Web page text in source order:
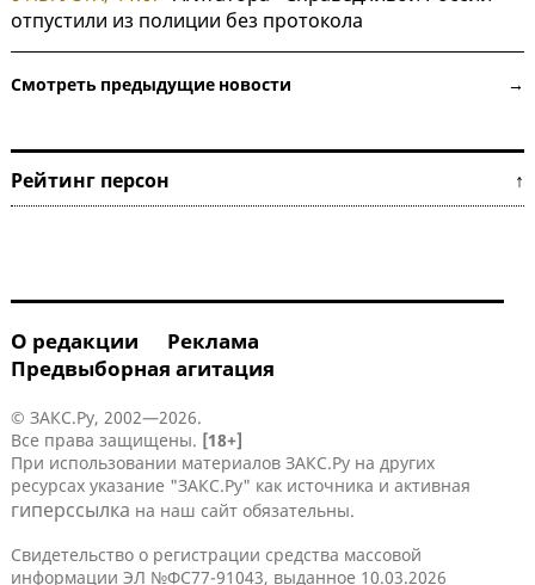
отпустили из полиции без протокола
Смотреть предыдущие новости →
Рейтинг персон ↑
О редакции
Реклама
Предвыборная агитация
© ЗАКС.Ру, 2002—2026.
Все права защищены. [18+]
При использовании материалов ЗАКС.Ру на других
ресурсах указание "ЗАКС.Ру" как источника и активная
гиперссылка на наш сайт обязательны.
Свидетельство о регистрации средства массовой
информации ЭЛ №ФС77-91043, выданное 10.03.2026